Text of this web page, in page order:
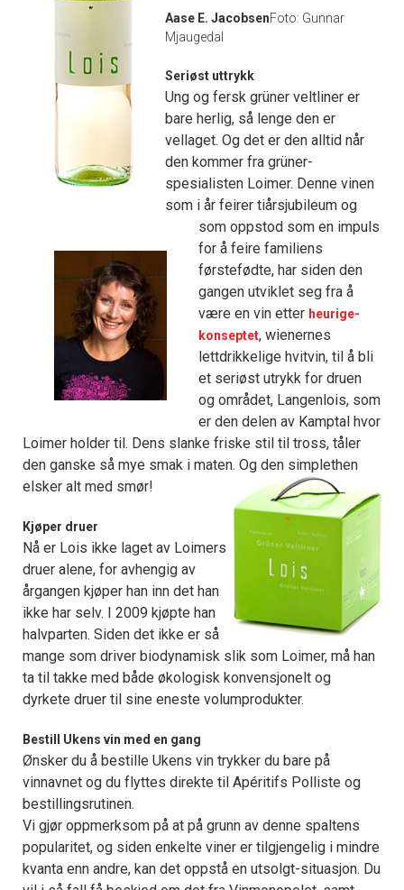
Aase E. JacobsenFoto: Gunnar
Mjaugedal
Seriøst uttrykk
Ung og fersk grüner veltliner er
bare herlig, så lenge den er
vellaget. Og det er den alltid når
den kommer fra grüner-
spesialisten Loimer. Denne vinen
som i år feirer tiårsjubileum og
som oppstod som en impuls
for å feire familiens
førstefødte, har siden den
gangen utviklet seg fra å
være en vin etter heurige-
konseptet, wienernes
lettdrikkelige hvitvin, til å bli
et seriøst utrykk for druen
og området, Langenlois, som
er den delen av Kamptal hvor
Loimer holder til. Dens slanke friske stil til tross, tåler
den ganske så mye smak i maten. Og den simplethen
elsker alt med smør!
Kjøper druer
Nå er Lois ikke laget av Loimers
druer alene, for avhengig av
årgangen kjøper han inn det han
ikke har selv. I 2009 kjøpte han
halvparten. Siden det ikke er så
mange som driver biodynamisk slik som Loimer, må han
ta til takke med både økologisk konvensjonelt og
dyrkete druer til sine eneste volumprodukter.
Bestill Ukens vin med en gang
Ønsker du å bestille Ukens vin trykker du bare på
vinnavnet og du flyttes direkte til Apéritifs Polliste og
bestillingsrutinen.
Vi gjør oppmerksom på at på grunn av denne spaltens
popularitet, og siden enkelte viner er tilgjengelig i mindre
kvanta enn andre, kan det oppstå en utsolgt-situasjon. Du